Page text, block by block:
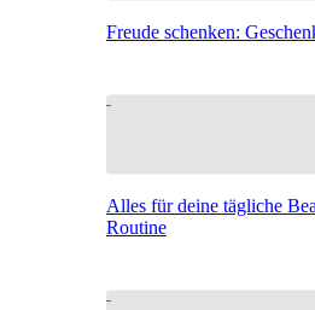
Freude schenken:
Alles für deine tägliche
Routine